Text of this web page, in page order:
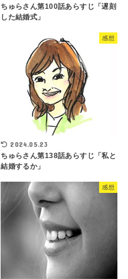
ちゅらさん第100話あらすじ「遅刻
した結婚式」
感想
2024.05.23
ちゅらさん第138話あらすじ「私と
結婚するか」
感想